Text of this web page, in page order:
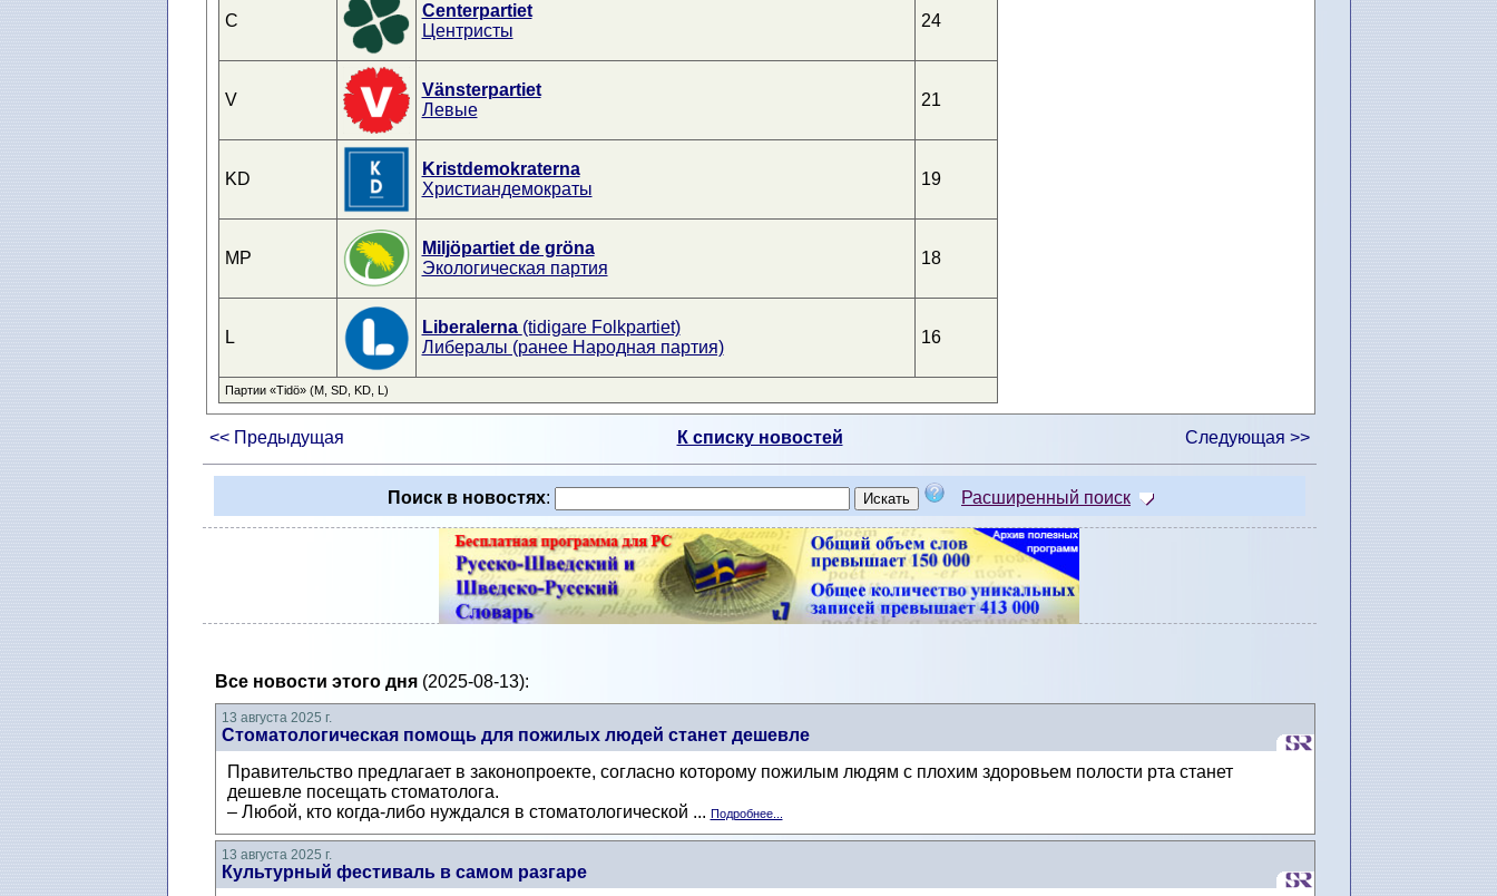
C
Centerpartiet
Центристы
24
V
Vänsterpartiet
Левые
21
KD
Kristdemokraterna
Христиандемократы
19
MP
Miljöpartiet de gröna
Экологическая партия
18
L
Liberalerna (tidigare Folkpartiet)
Либералы (ранее Народная партия)
16
Партии «Tidö» (M, SD, KD, L)
<< Предыдущая К списку новостей Следующая >>
Поиск в новостях: Расширенный поиск
Все новости этого дня(2025-08-13):
13 августа 2025 г.
Стоматологическая помощь для пожилых людей станет дешевле
Правительство предлагает в законопроекте, согласно которому пожилым людям с плохим здоровьем полости рта станет
дешевле посещать стоматолога.
– Любой, кто когда-либо нуждался в стоматологической ... Подробнее...
13 августа 2025 г.
Культурный фестиваль в самом разгаре